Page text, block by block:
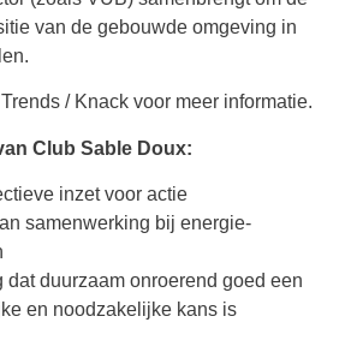
van de gebouwde omgeving in
/ Knack voor meer informatie.
Club Sable Doux:
inzet voor actie
samenwerking bij energie-
dat duurzaam onroerend goed een
en noodzakelijke kans is